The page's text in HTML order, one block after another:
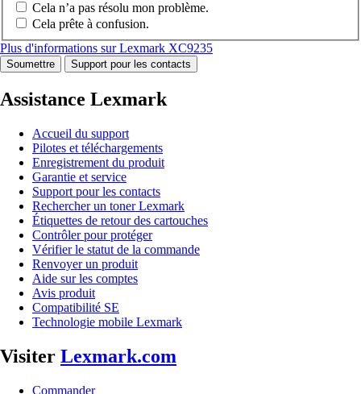
Cela n’a pas résolu mon problème.
Cela prête à confusion.
Plus d'informations sur Lexmark XC9235
Soumettre Support pour les contacts
Assistance Lexmark
Accueil du support
Pilotes et téléchargements
Enregistrement du produit
Garantie et service
Support pour les contacts
Rechercher un toner Lexmark
Étiquettes de retour des cartouches
Contrôler pour protéger
Vérifier le statut de la commande
Renvoyer un produit
Aide sur les comptes
Avis produit
Compatibilité SE
Technologie mobile Lexmark
Visiter Lexmark.com
Commander